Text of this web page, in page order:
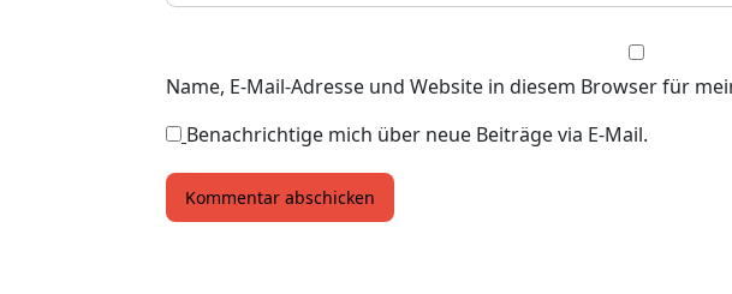
Name, E-Mail-Adresse und Website in diesem Browser für
Benachrichtige mich über neue Beiträge via E-Mail.